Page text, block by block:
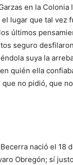
en la
lugar que tal vez
últimos
seguro
suya la
quién ella
no pidió, que
nació el 18
Obregón; sí